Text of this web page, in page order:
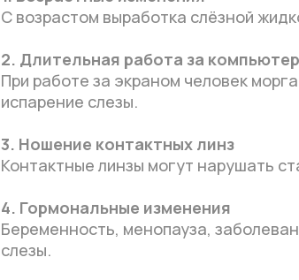
С возрастом выработка слёзной
2. Длительная работа за
При работе за экраном человек
испарение слезы.
3. Ношение контактных линз
Контактные линзы могут нарушать
4. Гормональные изменения
Беременность, менопауза,
слезы.